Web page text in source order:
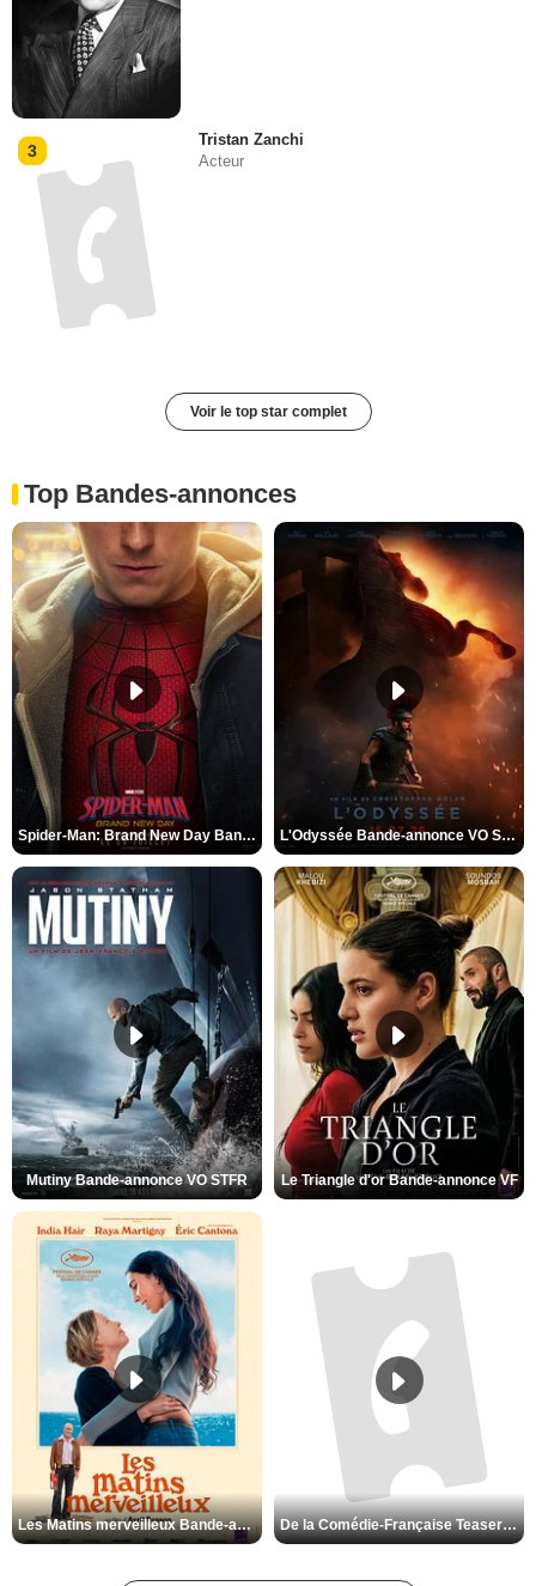
3
Tristan Zanchi
Acteur
Voir le top star complet
Top Bandes-annonces
Spider-Man: Brand New Day Bande-annonce VO STFR L'Odyssée Bande-annonce VO STFR
Mutiny Bande-annonce VO STFR Le Triangle d'or Bande-annonce VF
Les Matins merveilleux Bande-annonce VF De la Comédie-Française Teaser VF